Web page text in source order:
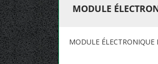
MODULE
MODULE ÉLECTRONIQUE